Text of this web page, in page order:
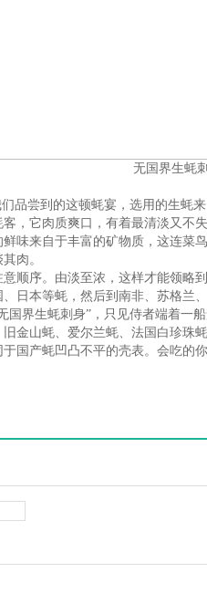
无国界生蚝
尝到的这顿蚝宴，选用的生蚝来
它肉质爽口，有着最清淡又不
味来自于丰富的矿物质，这连菜
肉。
序。由淡至浓，这样才能领略
日本等蚝，然后到南非、苏格兰
界生蚝刺身”，只见侍者端着一
金山蚝、爱尔兰蚝、法国白珍珠
国产蚝凹凸不平的壳表。会吃的